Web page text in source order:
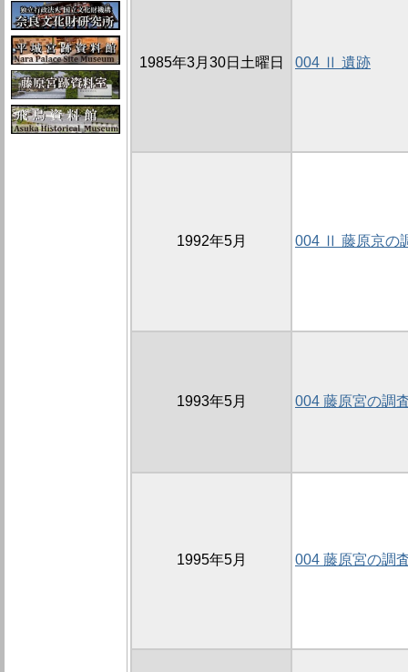
1985年3月30日土曜日 004 Ⅱ 遺跡
1992年5月 004 Ⅱ 藤原京の
1993年5月 004 藤原宮の調
1995年5月 004 藤原宮の調